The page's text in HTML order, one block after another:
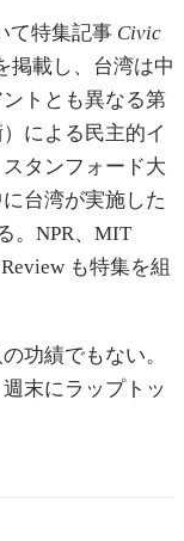
て特集記事 Civic
掲載し、台湾は中
トとも異なる第
による民主的イ
タンフォード大
台湾が実施した
。NPR、MIT
も特集を組
功績でもない。
末にラップトッ